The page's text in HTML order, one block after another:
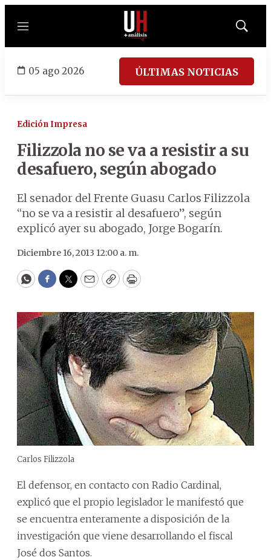
Menú
Mostrar
05 ago 2026 ÚLTIMAS NOTICIAS
Edición Impresa
Filizzola no se va a resistir a su
desafuero, según abogado
El senador del Frente Guasu Carlos Filizzola
“no se va a resistir al desafuero”, según
explicó ayer su abogado, Jorge Bogarín.
Diciembre 16, 2013 12:00 a. m.
WhatsApp
Facebook
Twitter
EmailCopyPrint
Carlos Filizzola
El defensor, en contacto con Radio Cardinal,
explicó que el propio legislador le manifestó que
se encuentra enteramente a disposición de la
investigación que viene desarrollando el fiscal
José dos Santos.